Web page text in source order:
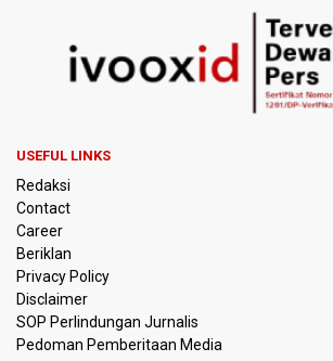
PSSI Evaluasi TImnas Indonesia Setelah
Timnas Indonesia Tersingkir di Piala AFF
Pemerintah Matangkan Rencana
Kebakaran Alun-alun Suryakancana
Menkomdigi Sebut Kehadiran AI Factory
Indonesia
USEFUL LINKS
Redaksi
Contact
Career
Beriklan
Privacy Policy
Disclaimer
SOP Perlindungan Jurnalis
Pedoman Pemberitaan Media